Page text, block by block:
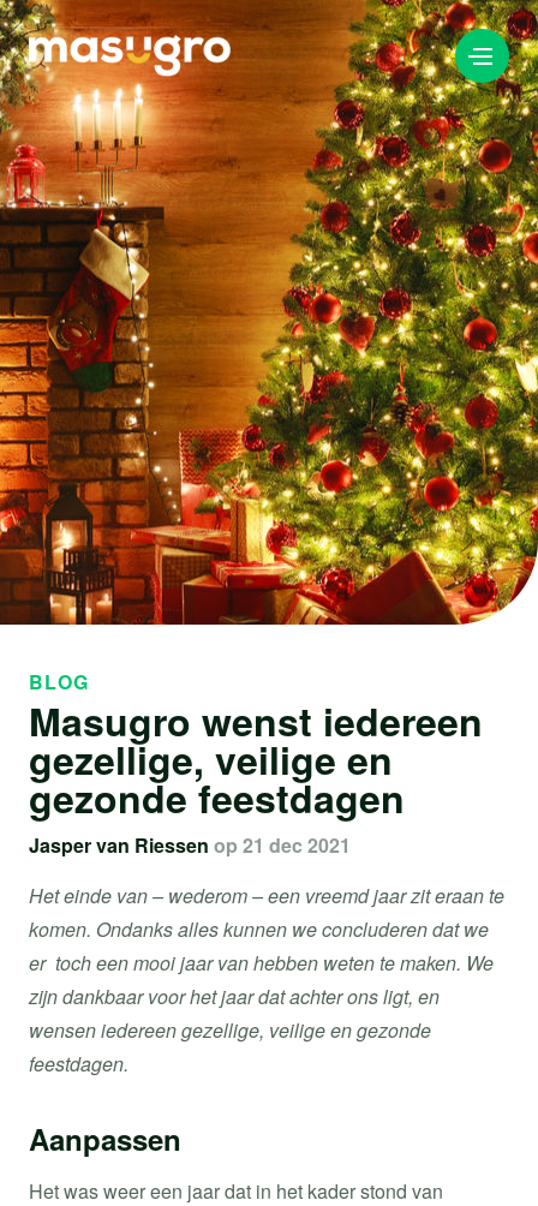
info@masugro.nl
088 040 8200
BLOG
Masugro wenst iedereen
gezellige, veilige en
gezonde feestdagen
Jasper van Riessen op 21 dec 2021
Het einde van – wederom – een vreemd jaar zit eraan te
komen. Ondanks alles kunnen we concluderen dat we
er toch een mooi jaar van hebben weten te maken. We
zijn dankbaar voor het jaar dat achter ons ligt, en
wensen iedereen gezellige, veilige en gezonde
feestdagen.
Aanpassen
Het was weer een jaar dat in het kader stond van